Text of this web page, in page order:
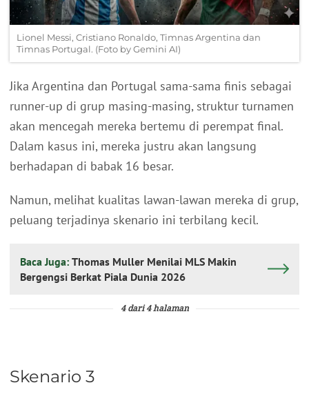
Lionel Messi, Cristiano Ronaldo, Timnas Argentina dan
Timnas Portugal. (Foto by Gemini AI)
Jika Argentina dan Portugal sama-sama finis sebagai
runner-up di grup masing-masing, struktur turnamen
akan mencegah mereka bertemu di perempat final.
Dalam kasus ini, mereka justru akan langsung
berhadapan di babak 16 besar.
Namun, melihat kualitas lawan-lawan mereka di grup,
peluang terjadinya skenario ini terbilang kecil.
Baca Juga: Thomas Muller Menilai MLS Makin
Bergengsi Berkat Piala Dunia 2026
4 dari 4 halaman
Skenario 3